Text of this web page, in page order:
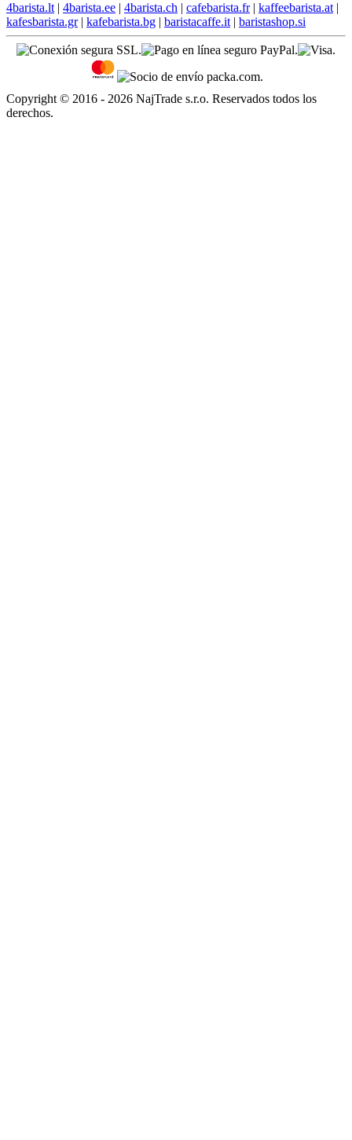
4barista.lt | 4barista.ee | 4barista.ch | cafebarista.fr| kaffeebarista.at |
kafesbarista.gr| kafebarista.bg | baristacaffe.it | baristashop.si
Copyright © 2016 - 2026 NajTrade s.r.o. Reservados todos los
derechos.